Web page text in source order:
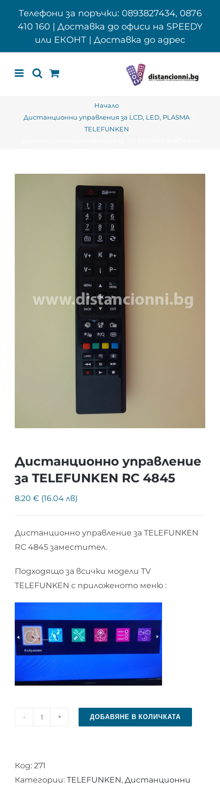
Телефони за поръчки: 0893827434, 0876
410 160 | Доставка до офиси на SPEEDY
или ЕКОНТ | Доставка до адрес
Начало
Дистанционни управления за LCD, LED, PLASMA
TELEFUNKEN
Дистанционно управление
за TELEFUNKEN RC 4845
8.20 € (16.04 лв)
Дистанционно управление за TELEFUNKEN
RC 4845 заместител.
Подходящо за всички модели TV
TELEFUNKEN с приложеното меню :
количество
управление
за
ДОБАВЯНЕ В КОЛИЧКАТА
Код: 271
Категории: TELEFUNKEN, Дистанционни